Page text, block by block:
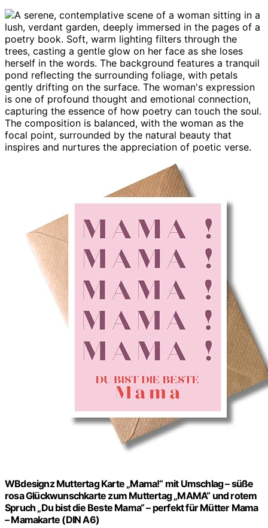
WBdesignz Muttertag Karte „Mama!“ mit Umschlag – süße
rosa Glückwunschkarte zum Muttertag „MAMA“ und rotem
Spruch „Du bist die Beste Mama“ – perfekt für Mütter Mama
– Mamakarte (DIN A6)